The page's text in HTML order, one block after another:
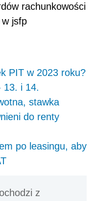
rachunkowości
jsfp
PIT w 2023 roku?
13. i 14.
stawka
do renty
po leasingu, aby
z